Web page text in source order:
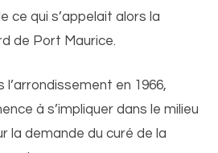
ce qui s’appelait alors la
de Port Maurice.
l’arrondissement en 1966,
à s’impliquer dans le milieu
la demande du curé de la